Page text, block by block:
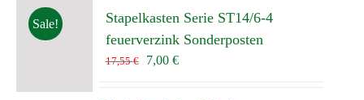
Sale!
Stapelkasten Serie ST14/6-4
feuerverzink Sonderposten
17,55€
Ursprünglicher
7,00 €Aktueller